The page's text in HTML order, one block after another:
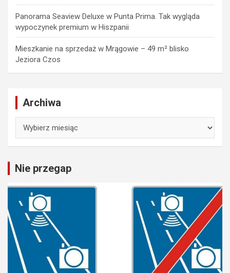
Panorama Seaview Deluxe w Punta Prima. Tak wygląda
wypoczynek premium w Hiszpanii
Mieszkanie na sprzedaż w Mrągowie – 49 m² blisko
Jeziora Czos
Archiwa
Nie przegap